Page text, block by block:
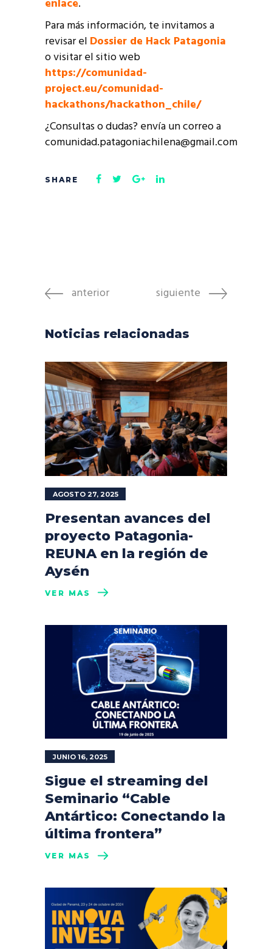
enlace.
Para más información, te invitamos a
revisar el Dossier de Hack Patagonia
o visitar el sitio web
https://comunidad-
project.eu/comunidad-
hackathons/hackathon_chile/
¿Consultas o dudas? envía un correo a
comunidad.patagoniachilena@gmail.com
anterior siguiente
Noticias relacionadas
AGOSTO 27, 2025
Presentan avances del
proyecto Patagonia-
REUNA en la región de
Aysén
VER MÁS
JUNIO 16, 2025
Sigue el streaming del
Seminario “Cable
Antártico: Conectando la
última frontera”
VER MÁS